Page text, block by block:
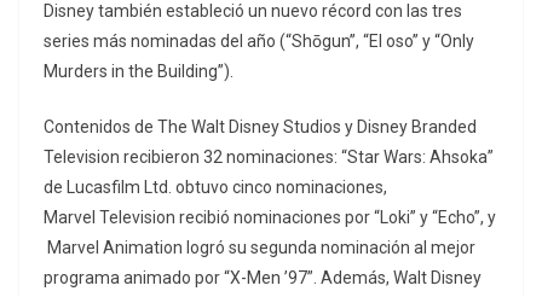
Disney también estableció un nuevo récord con las tres
series más nominadas del año (“Shōgun”, “El oso” y “Only
Murders in the Building”).
Contenidos de The Walt Disney Studios y Disney Branded
Television recibieron 32 nominaciones: “Star Wars: Ahsoka”
de Lucasfilm Ltd. obtuvo cinco nominaciones,
Marvel Television recibió nominaciones por “Loki” y “Echo”, y
Marvel Animation logró su segunda nominación al mejor
programa animado por “X-Men ’97”. Además, Walt Disney